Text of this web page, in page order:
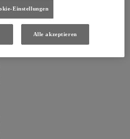
Einstellungen
Alle akzeptieren